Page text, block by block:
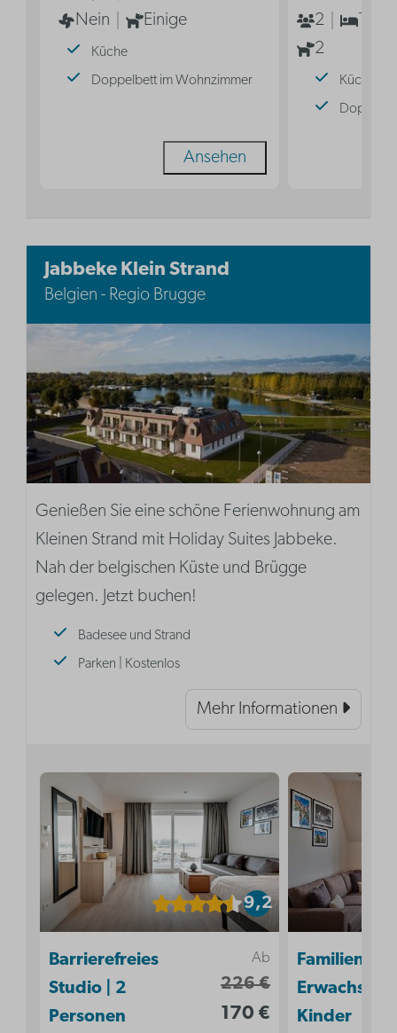
Nein
Einige
Küche
Doppelbett im Wohnzimmer
Ansehen
2
2
Küche
Jabbeke Klein Strand
Belgien - Regio Brugge
Genießen Sie eine schöne Ferienwohnung am
Kleinen Strand mit Holiday Suites Jabbeke.
Nah der belgischen Küste und Brügge
gelegen. Jetzt buchen!
Badesee und Strand
Parken | Kostenlos
Mehr Informationen
9,2
Ab
226 €
170 €
Barrierefreies
Studio | 2
Personen
Kinder